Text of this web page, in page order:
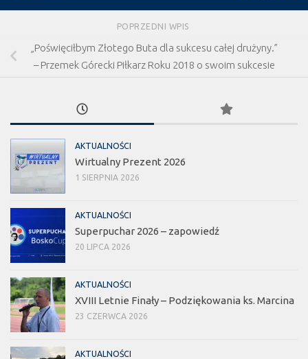
POPRZEDNI WPIS
„Poświęciłbym Złotego Buta dla sukcesu całej drużyny.”
– Przemek Górecki Piłkarz Roku 2018 o swoim sukcesie
AKTUALNOŚCI
Wirtualny Prezent 2026
1 SIERPNIA 2026
AKTUALNOŚCI
Superpuchar 2026 – zapowiedź
20 LIPCA 2026
AKTUALNOŚCI
XVIII Letnie Finały – Podziękowania ks. Marcina
23 CZERWCA 2026
AKTUALNOŚCI